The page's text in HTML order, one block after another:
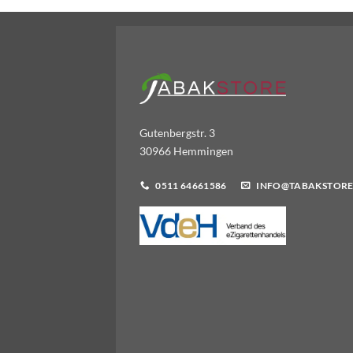
Gutenbergstr. 3
30966 Hemmingen
0511 64661586